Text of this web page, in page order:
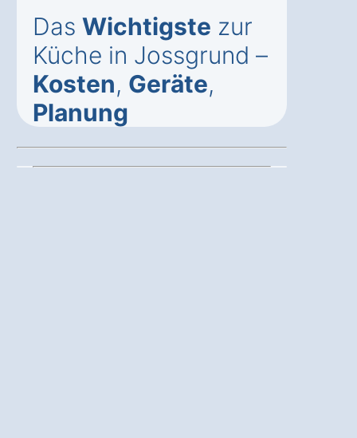
Das Wichtigste zur
Küche in Jossgrund –
Kosten, Geräte,
Planung